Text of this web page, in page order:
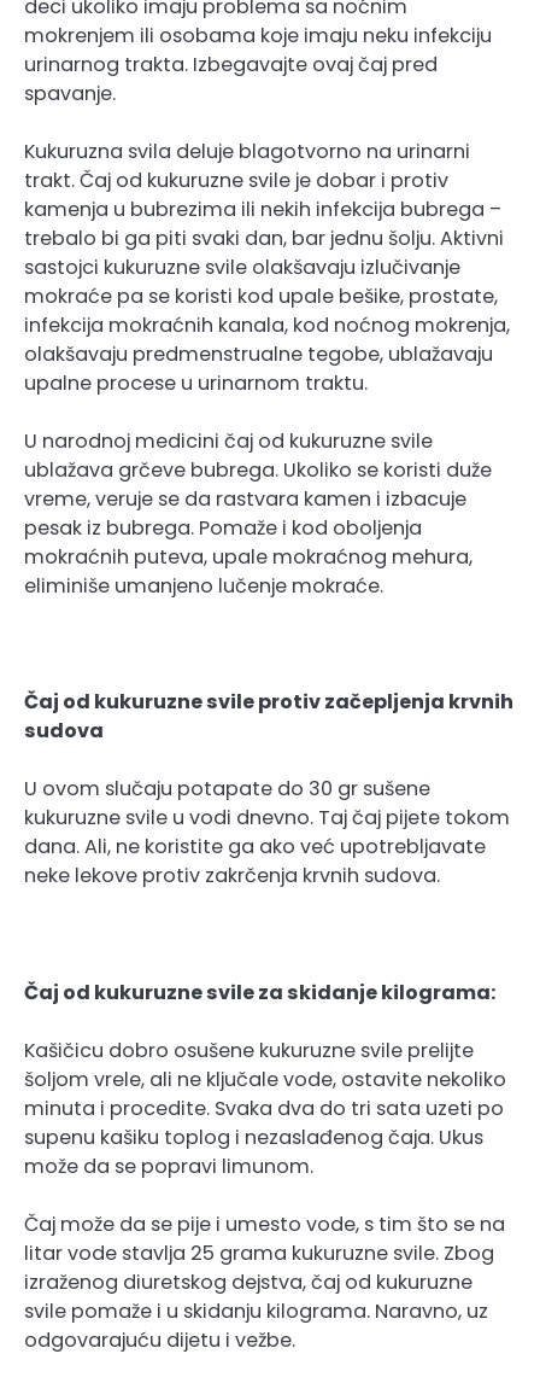
deci ukoliko imaju problema sa noćnim
mokrenjem ili osobama koje imaju neku infekciju
urinarnog trakta. Izbegavajte ovaj čaj pred
spavanje.
Kukuruzna svila deluje blagotvorno na urinarni
trakt. Čaj od kukuruzne svile je dobar i protiv
kamenja u bubrezima ili nekih infekcija bubrega –
trebalo bi ga piti svaki dan, bar jednu šolju. Aktivni
sastojci kukuruzne svile olakšavaju izlučivanje
mokraće pa se koristi kod upale bešike, prostate,
infekcija mokraćnih kanala, kod noćnog mokrenja,
olakšavaju predmenstrualne tegobe, ublažavaju
upalne procese u urinarnom traktu.
U narodnoj medicini čaj od kukuruzne svile
ublažava grčeve bubrega. Ukoliko se koristi duže
vreme, veruje se da rastvara kamen i izbacuje
pesak iz bubrega. Pomaže i kod oboljenja
mokraćnih puteva, upale mokraćnog mehura,
eliminiše umanjeno lučenje mokraće.
Čaj od kukuruzne svile protiv začepljenja krvnih
sudova
U ovom slučaju potapate do 30 gr sušene
kukuruzne svile u vodi dnevno. Taj čaj pijete tokom
dana. Ali, ne koristite ga ako već upotrebljavate
neke lekove protiv zakrčenja krvnih sudova.
Čaj od kukuruzne svile za skidanje kilograma:
Kašičicu dobro osušene kukuruzne svile prelijte
šoljom vrele, ali ne ključale vode, ostavite nekoliko
minuta i procedite. Svaka dva do tri sata uzeti po
supenu kašiku toplog i nezaslađenog čaja. Ukus
može da se popravi limunom.
Čaj može da se pije i umesto vode, s tim što se na
litar vode stavlja 25 grama kukuruzne svile. Zbog
izraženog diuretskog dejstva, čaj od kukuruzne
svile pomaže i u skidanju kilograma. Naravno, uz
odgovarajuću dijetu i vežbe.